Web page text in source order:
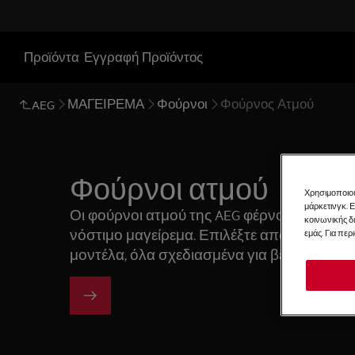
Προϊόντα Εγγραφή Προϊόντος
AEG ΜΑΓΕΙΡΕΜΑ Φούρνοι Φούρνος Ατμού
Φούρνοι ατμού
Οι φούρνοι ατμού της AEG φέρνουν
νόστιμο μαγείρεμα. Επιλέξτε από
μοντέλα, όλα σχεδιασμένα για βέλτιστη
συστατικών και ενισχυμένη γεύση σε κάθε
μάρκετινγκ.
κοινωνικής
εμάς. Για